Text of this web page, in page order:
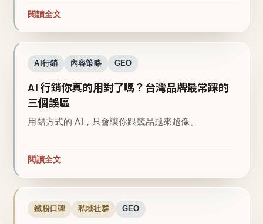
閱讀全文
AI行銷 內容策略 GEO
AI 行銷你真的用對了嗎？台灣品牌最常踩的
三個誤區
用錯方式的 AI，只會讓你跟競品越來越像。
閱讀全文
鐵粉口碑 私域社群 GEO